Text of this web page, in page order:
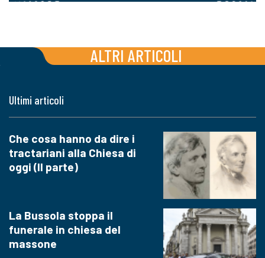
ALTRI ARTICOLI
Ultimi articoli
Che cosa hanno da dire i
tractariani alla Chiesa di
oggi (II parte)
La Bussola stoppa il
funerale in chiesa del
massone